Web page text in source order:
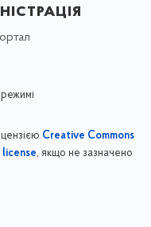
Creative Commons
, якщо не зазначено